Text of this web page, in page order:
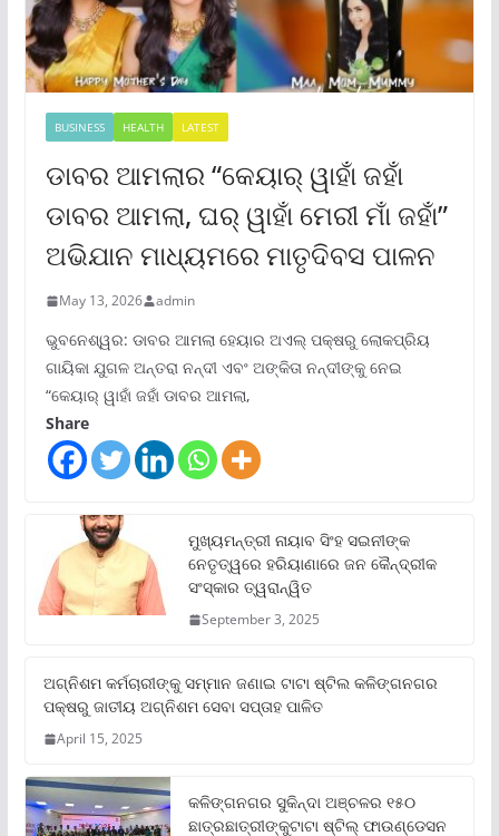
BUSINESS HEALTH LATEST
ଡାବର ଆମଲାର “କେୟାର୍ ୱାହାଁ ଜହାଁ
ଡାବର ଆମଲା, ଘର୍ ୱାହାଁ ମେରୀ ମାଁ ଜହାଁ”
ଅଭିଯାନ ମାଧ୍ୟମରେ ମାତୃଦିବସ ପାଳନ
May 13, 2026 admin
ଭୁବନେଶ୍ୱର: ଡାବର ଆମଲା ହେୟାର ଅଏଲ୍ ପକ୍ଷରୁ ଲୋକପ୍ରିୟ
ଗାୟିକା ଯୁଗଳ ଅନ୍ତରା ନନ୍ଦୀ ଏବଂ ଅଙ୍କିତା ନନ୍ଦୀଙ୍କୁ ନେଇ
“କେୟାର୍ ୱାହାଁ ଜହାଁ ଡାବର ଆମଲା,
Share
ମୁଖ୍ୟମନ୍ତ୍ରୀ ନାୟାବ ସିଂହ ସଇନୀଙ୍କ
ନେତୃତ୍ୱରେ ହରିୟାଣାରେ ଜନ କୈନ୍ଦ୍ରୀକ
ସଂସ୍କାର ତ୍ୱରାନ୍ୱିତ
September 3, 2025
ଅଗ୍ନିଶମ କର୍ମଚାରୀଙ୍କୁ ସମ୍ମାନ ଜଣାଇ ଟାଟା ଷ୍ଟିଲ କଳିଙ୍ଗନଗର
ପକ୍ଷରୁ ଜାତୀୟ ଅଗ୍ନିଶମ ସେବା ସପ୍ତାହ ପାଳିତ
April 15, 2025
କଳିଙ୍ଗନଗର ସୁକିନ୍ଦା ଅଞ୍ଚଳର ୧୫୦
ଛାତ୍ରଛାତ୍ରୀଙ୍କୁଟାଟା ଷ୍ଟିଲ୍ ଫାଉଣ୍ଡେସନ